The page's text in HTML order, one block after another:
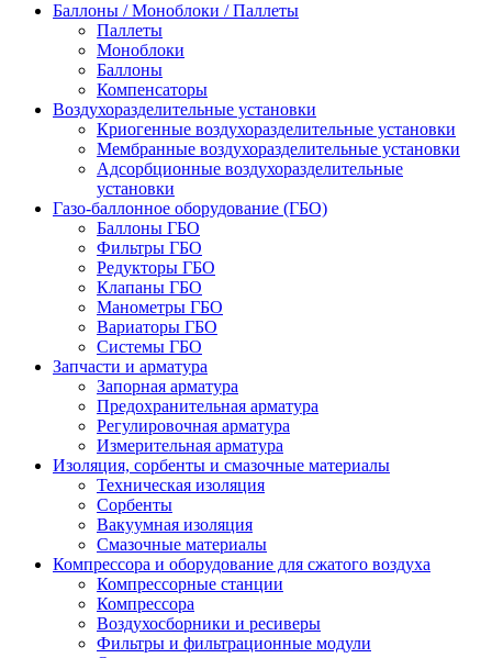
Баллоны / Моноблоки / Паллеты
Паллеты
Моноблоки
Баллоны
Компенсаторы
Воздухоразделительные установки
Криогенные воздухоразделительные установки
Мембранные воздухоразделительные установки
Адсорбционные воздухоразделительные
установки
Газо-баллонное оборудование (ГБО)
Баллоны ГБО
Фильтры ГБО
Редукторы ГБО
Клапаны ГБО
Манометры ГБО
Вариаторы ГБО
Системы ГБО
Запчасти и арматура
Запорная арматура
Предохранительная арматура
Регулировочная арматура
Измерительная арматура
Изоляция, сорбенты и смазочные материалы
Техническая изоляция
Сорбенты
Вакуумная изоляция
Смазочные материалы
Компрессора и оборудование для сжатого воздуха
Компрессорные станции
Компрессора
Воздухосборники и ресиверы
Фильтры и фильтрационные модули